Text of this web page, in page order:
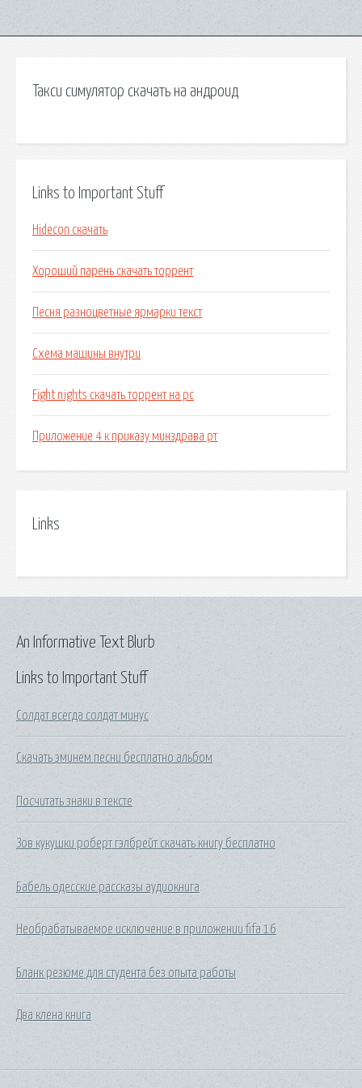
Такси симулятор скачать на андроид
Links to Important Stuff
Hidecon скачать
Хороший парень скачать торрент
Песня разноцветные ярмарки текст
Схема машины внутри
Fight nights скачать торрент на pc
Приложение 4 к приказу минздрава рт
Links
Links to Important Stuff
Солдат всегда солдат минус
Скачать эминем песни бесплатно альбом
Посчитать знаки в тексте
Зов кукушки роберт гэлбрейт скачать книгу бесплатно
Бабель одесские рассказы аудиокнига
Необрабатываемое исключение в приложении fifa 16
Бланк резюме для студента без опыта работы
Два клена книга
An Informative Text Blurb